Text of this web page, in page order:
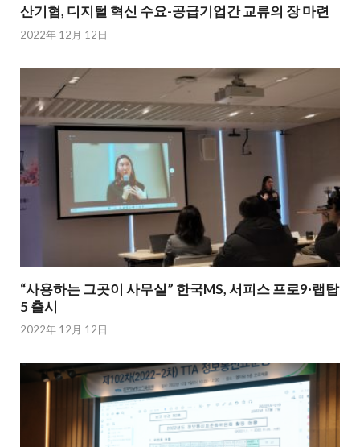
산기협, 디지털 혁신 수요-공급기업간 교류의 장 마련
2022年 12月 12日
“사용하는 그곳이 사무실” 한국MS, 서피스 프로9·랩탑
5 출시
2022年 12月 12日